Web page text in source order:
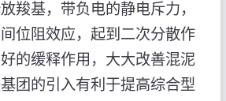
羧基，带负电的静电斥力，
位阻效应，起到二次分散作
的缓释作用，大大改善混泥
团的引入有利于提高综合型